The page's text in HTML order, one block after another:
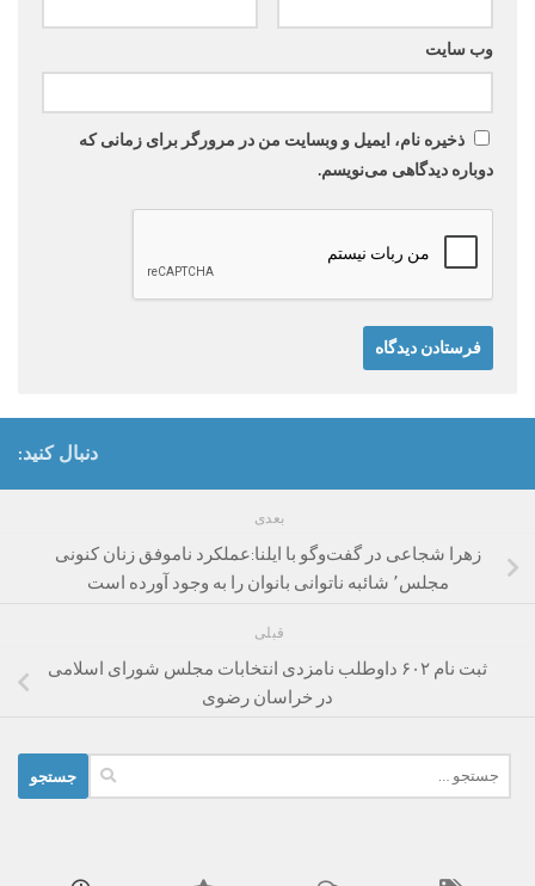
وب‌ سایت
ذخیره نام، ایمیل و وبسایت من در مرورگر برای زمانی که
دوباره دیدگاهی می‌نویسم.
دنبال کنید:
بعدی
زهرا شجاعی در گفت‌و‌گو با ایلنا:عملکرد ناموفق زنان کنونی
مجلس٬ شائبه ناتوانی بانوان را به وجود آورده است
قبلی
ثبت نام ۶۰۲ داوطلب نامزدی انتخابات مجلس شورای اسلامی
در خراسان رضوی
برای: